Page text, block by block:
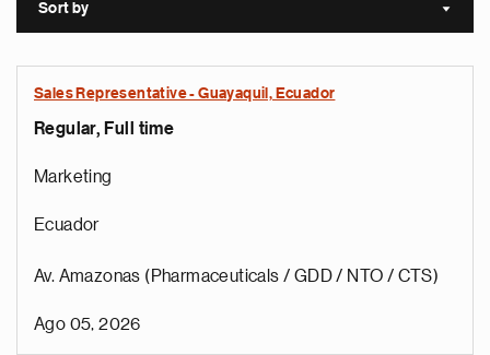
Sort by Sort
Sales Representative - Guayaquil, Ecuador
Regular, Full time
Marketing
Ecuador
Av. Amazonas (Pharmaceuticals / GDD / NTO / CTS)
Ago 05, 2026